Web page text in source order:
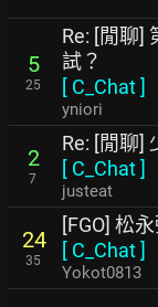
5
25
Re: [閒聊]
試？
[ C_Chat]
yniori
2
7
Re: [閒聊]
[ C_Chat]
justeat
24
35
[FGO] 松
[ C_Chat]
Yokot0813